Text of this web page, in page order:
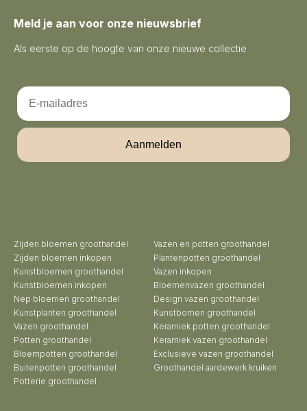
Meld je aan voor onze nieuwsbrief
Als eerste op de hoogte van onze nieuwe collectie
Email
Aanmelden
Zijden bloemen groothandel
Zijden bloemen inkopen
Kunstbloemen groothandel
Kunstbloemen inkopen
Nep bloemen groothandel
Kunstplanten groothandel
Vazen groothandel
Potten groothandel
Bloempotten groothandel
Buitenpotten groothandel
Potterie groothandel
Vazen en potten groothandel
Plantenpotten groothandel
Vazen inkopen
Bloemenvazen groothandel
Design vazen groothandel
Kunstbomen groothandel
Keramiek potten groothandel
Keramiek vazen groothandel
Exclusieve vazen groothandel
Groothandel aardewerk kruiken